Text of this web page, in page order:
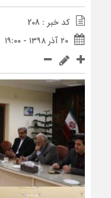
کد خبر : 208
۲۰ آذر ۱۳۹۸ - ۱۹:۰۰